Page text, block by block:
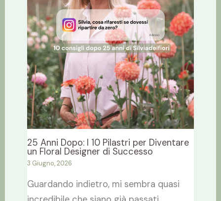
25 Anni Dopo: I 10 Pilastri per Diventare
un Floral Designer di Successo
3 Giugno, 2026
Guardando indietro, mi sembra quasi